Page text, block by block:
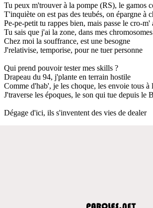
Tu peux m'trouver à la pompe (RS), le gamos
T'inquiète on est pas des teubés, on épargne à
Pe-pe-petit tu rappes bien, mais passe le cro-m'
Tu sais que j'ai la zone, dans mes chromosomes
Chez moi la souffrance, est une besogne
J'relativise, temporise, pour ne tuer personne
Qui prend pouvoir tester mes skills ?
Drapeau du 94, j'plante en terrain hostile
Comme d'hab', je les choque, les envoie tous à
J'traverse les époques, le son qui tue depuis le
Dégage d'ici, ils s'inventent des vies de dealer